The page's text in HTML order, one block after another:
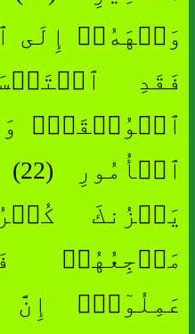
وَجۡهَهُۥٓ إِلَى
فَقَدِ
ٱلۡوُثۡقَىٰۗ
يَحۡزُنكَ
مَرۡجِعُهُمۡ
عَمِلُوٓاْۚ إِنَّ